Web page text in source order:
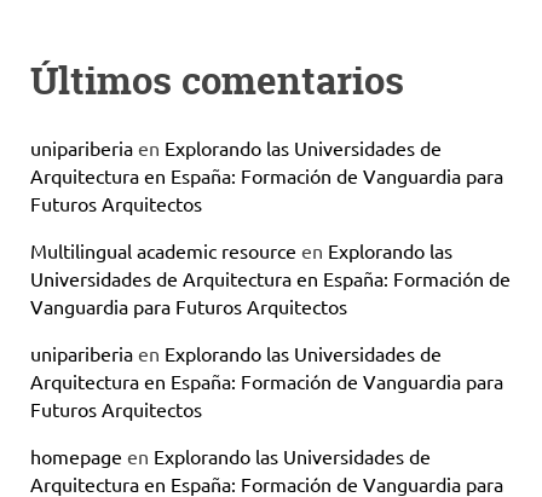
Últimos comentarios
unipariberia en Explorando las Universidades de
Arquitectura en España: Formación de Vanguardia para
Futuros Arquitectos
Multilingual academic resource en Explorando las
Universidades de Arquitectura en España: Formación de
Vanguardia para Futuros Arquitectos
unipariberia en Explorando las Universidades de
Arquitectura en España: Formación de Vanguardia para
Futuros Arquitectos
homepage en Explorando las Universidades de
Arquitectura en España: Formación de Vanguardia para